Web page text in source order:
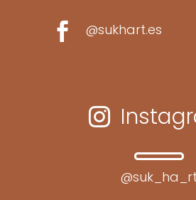
 @sukhart.es

@suk_ha_rt